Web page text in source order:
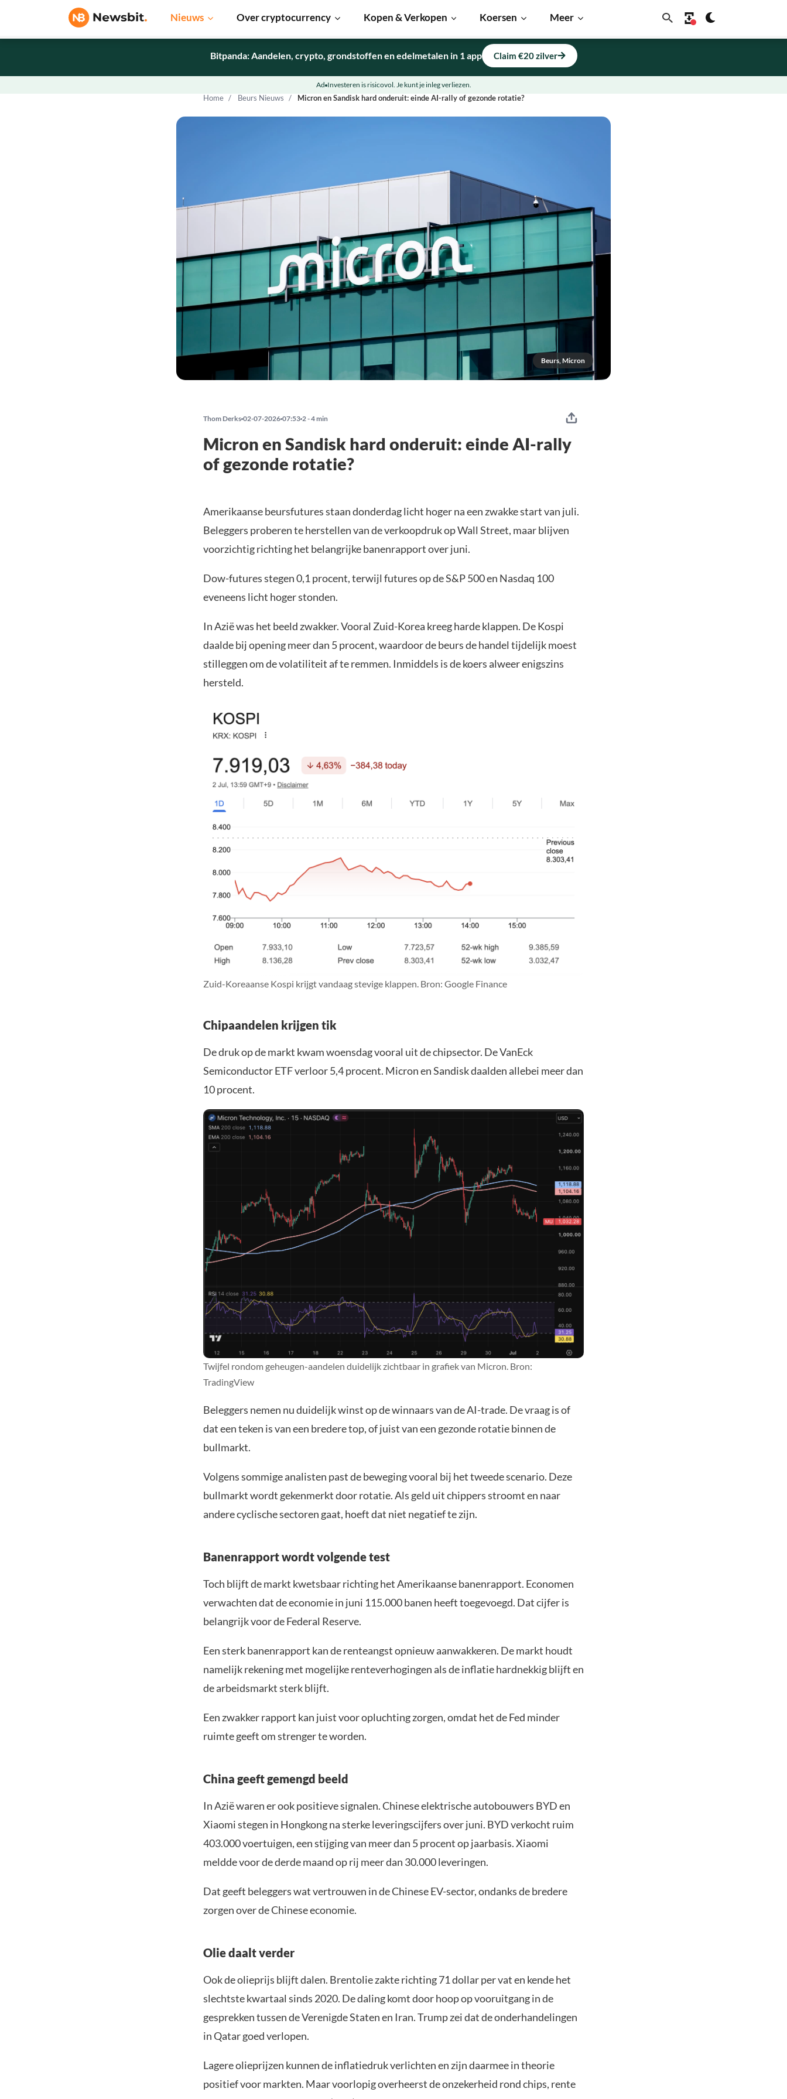
Nieuws Over cryptocurrency Kopen & Verkopen Koersen Meer
Home Beurs Nieuws Micron en Sandisk hard onderuit: einde AI-rally of gezonde rotatie?
Beurs, Micron
Bitpanda: Aandelen, crypto, grondstoffen en edelmetalen in 1 app Claim €20 zilver
Ad Investeren is risicovol. Je kunt je inleg verliezen.
Thom Derks 02-07-2026 07:53 2 - 4 min
Micron en Sandisk hard onderuit: einde AI-rally
of gezonde rotatie?
Amerikaanse beursfutures staan donderdag licht hoger na een zwakke start van juli.
Beleggers proberen te herstellen van de verkoopdruk op Wall Street, maar blijven
voorzichtig richting het belangrijke banenrapport over juni.
Dow-futures stegen 0,1 procent, terwijl futures op de S&P 500 en Nasdaq 100
eveneens licht hoger stonden.
In Azië was het beeld zwakker. Vooral Zuid-Korea kreeg harde klappen. De Kospi
daalde bij opening meer dan 5 procent, waardoor de beurs de handel tijdelijk moest
stilleggen om de volatiliteit af te remmen. Inmiddels is de koers alweer enigszins
hersteld.
Zuid-Koreaanse Kospi krijgt vandaag stevige klappen. Bron: Google Finance
Chipaandelen krijgen tik
De druk op de markt kwam woensdag vooral uit de chipsector. De VanEck
Semiconductor ETF verloor 5,4 procent. Micron en Sandisk daalden allebei meer dan
10 procent.
Twijfel rondom geheugen-aandelen duidelijk zichtbaar in grafiek van Micron. Bron:
TradingView
Beleggers nemen nu duidelijk winst op de winnaars van de AI-trade. De vraag is of
dat een teken is van een bredere top, of juist van een gezonde rotatie binnen de
bullmarkt.
Volgens sommige analisten past de beweging vooral bij het tweede scenario. Deze
bullmarkt wordt gekenmerkt door rotatie. Als geld uit chippers stroomt en naar
andere cyclische sectoren gaat, hoeft dat niet negatief te zijn.
Banenrapport wordt volgende test
Toch blijft de markt kwetsbaar richting het Amerikaanse banenrapport. Economen
verwachten dat de economie in juni 115.000 banen heeft toegevoegd. Dat cijfer is
belangrijk voor de Federal Reserve.
Een sterk banenrapport kan de renteangst opnieuw aanwakkeren. De markt houdt
namelijk rekening met mogelijke renteverhogingen als de inflatie hardnekkig blijft en
de arbeidsmarkt sterk blijft.
Een zwakker rapport kan juist voor opluchting zorgen, omdat het de Fed minder
ruimte geeft om strenger te worden.
China geeft gemengd beeld
In Azië waren er ook positieve signalen. Chinese elektrische autobouwers BYD en
Xiaomi stegen in Hongkong na sterke leveringscijfers over juni. BYD verkocht ruim
403.000 voertuigen, een stijging van meer dan 5 procent op jaarbasis. Xiaomi
meldde voor de derde maand op rij meer dan 30.000 leveringen.
Dat geeft beleggers wat vertrouwen in de Chinese EV-sector, ondanks de bredere
zorgen over de Chinese economie.
Olie daalt verder
Ook de olieprijs blijft dalen. Brentolie zakte richting 71 dollar per vat en kende het
slechtste kwartaal sinds 2020. De daling komt door hoop op vooruitgang in de
gesprekken tussen de Verenigde Staten en Iran. Trump zei dat de onderhandelingen
in Qatar goed verlopen.
Lagere olieprijzen kunnen de inflatiedruk verlichten en zijn daarmee in theorie
positief voor markten. Maar voorlopig overheerst de onzekerheid rond chips, rente